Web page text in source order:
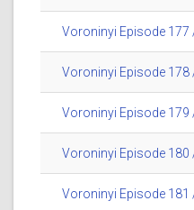
Voroninyi Episode
Voroninyi Episode
Voroninyi Episode
Voroninyi Episode
Voroninyi Episode